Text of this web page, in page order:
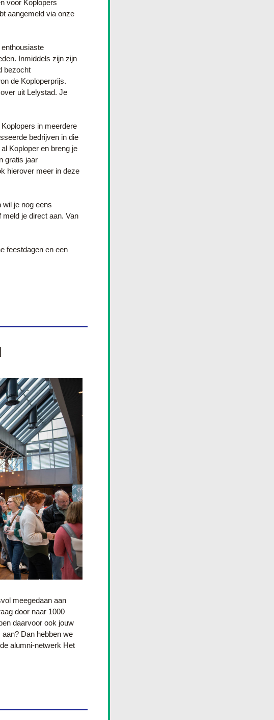
voor Koplopers
aangemeld via onze
Inmiddels zijn zijn
bezocht
de Koploperprijs.
uit Lelystad. Je
in meerdere
bedrijven in die
Koploper en breng je
gratis jaar
hierover meer in deze
wil je nog eens
je direct aan. Van
feestdagen en een
meegedaan aan
door naar 1000
daarvoor ook jouw
Dan hebben we
alumni-netwerk Het